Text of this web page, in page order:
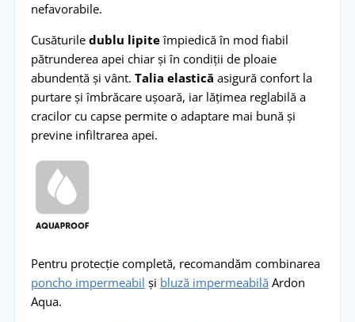
nefavorabile.
Cusăturile dublu lipiteîmpiedică în mod fiabil
pătrunderea apei chiar și în condiții de ploaie
abundentă și vânt. Talia elastică asigură confort la
purtare și îmbrăcare ușoară, iar lățimea reglabilă a
cracilor cu capse permite o adaptare mai bună și
previne infiltrarea apei.
Pentru protecție completă, recomandăm combinarea
poncho impermeabil și bluză impermeabilă Ardon
Aqua.